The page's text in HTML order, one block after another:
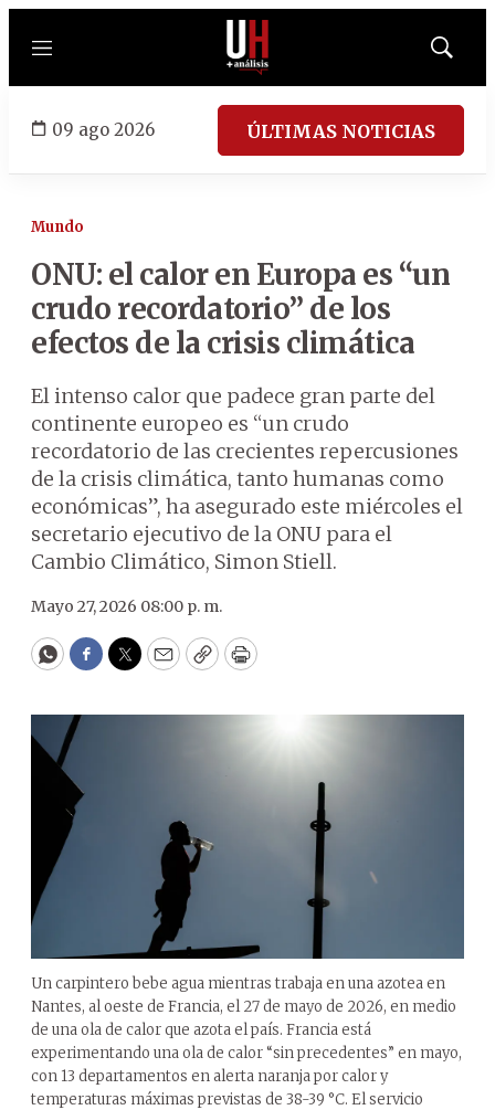
Menú
Mostrar
09 ago 2026 ÚLTIMAS NOTICIAS
Mundo
ONU: el calor en Europa es “un
crudo recordatorio” de los
efectos de la crisis climática
El intenso calor que padece gran parte del
continente europeo es “un crudo
recordatorio de las crecientes repercusiones
de la crisis climática, tanto humanas como
económicas”, ha asegurado este miércoles el
secretario ejecutivo de la ONU para el
Cambio Climático, Simon Stiell.
Mayo 27, 2026 08:00 p. m.
WhatsApp
Facebook
Twitter
EmailCopyPrint
Un carpintero bebe agua mientras trabaja en una azotea en
Nantes, al oeste de Francia, el 27 de mayo de 2026, en medio
de una ola de calor que azota el país. Francia está
experimentando una ola de calor “sin precedentes” en mayo,
con 13 departamentos en alerta naranja por calor y
temperaturas máximas previstas de 38-39 °C. El servicio